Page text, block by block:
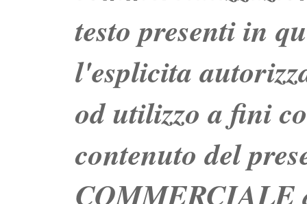
testo presenti in
l'esplicita
od utilizzo a fini
contenuto del
COMMERCIALE